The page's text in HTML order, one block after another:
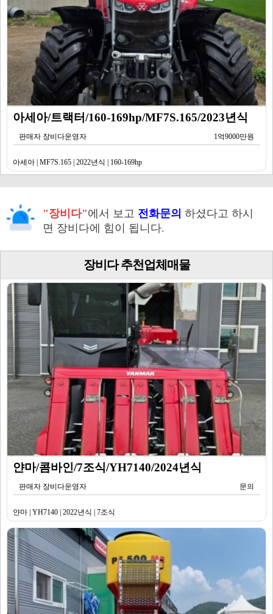
아세아/트랙터/160-169hp/MF7S.165/2023년식
판매자 장비다운영자 1억9000만원
아세아 | MF7S.165 | 2022년식 | 160-169hp
"장비다"에서 보고 전화문의 하셨다고 하시
면 장비다에 힘이 됩니다.
장비다 추천업체매물
얀마/콤바인/7조식/YH7140/2024년식
판매자 장비다운영자 문의
얀마 | YH7140 | 2022년식 | 7조식